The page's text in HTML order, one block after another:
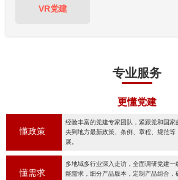
VR党建
专业服务
更懂党建
懂政策
经验丰富的党建专家团队，紧跟党和国
央到地方最新政策、条例、章程、规范
展。
懂需求
多地域多行业深入走访，全面调研党建
能需求，细分产品版本，定制产品组合，